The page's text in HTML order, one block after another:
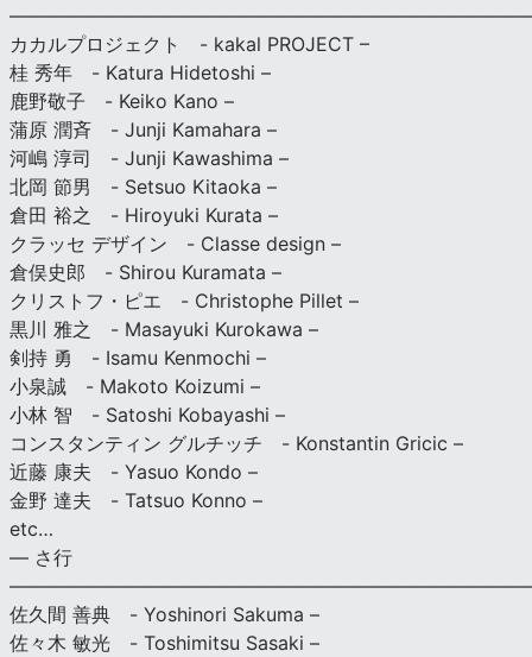
カカルプロジェクト - kakal PROJECT –
桂 秀年 - Katura Hidetoshi –
鹿野敬子 - Keiko Kano –
蒲原 潤斉 - Junji Kamahara –
河嶋 淳司 - Junji Kawashima –
北岡 節男 - Setsuo Kitaoka –
倉田 裕之 - Hiroyuki Kurata –
クラッセ デザイン - Classe design –
倉俣史郎 - Shirou Kuramata –
クリストフ・ピエ - Christophe Pillet –
黒川 雅之 - Masayuki Kurokawa –
剣持 勇 - Isamu Kenmochi –
小泉誠 - Makoto Koizumi –
小林 智 - Satoshi Kobayashi –
コンスタンティン グルチッチ - Konstantin Gricic –
近藤 康夫 - Yasuo Kondo –
金野 達夫 - Tatsuo Konno –
etc…
— さ行
佐久間 善典 - Yoshinori Sakuma –
佐々木 敏光 - Toshimitsu Sasaki –